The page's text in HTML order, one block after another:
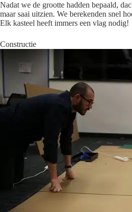
Nadat we de grootte hadden bepaald,
maar saai uitzien. We berekenden snel
Elk kasteel heeft immers een vlag nodig!
Constructie